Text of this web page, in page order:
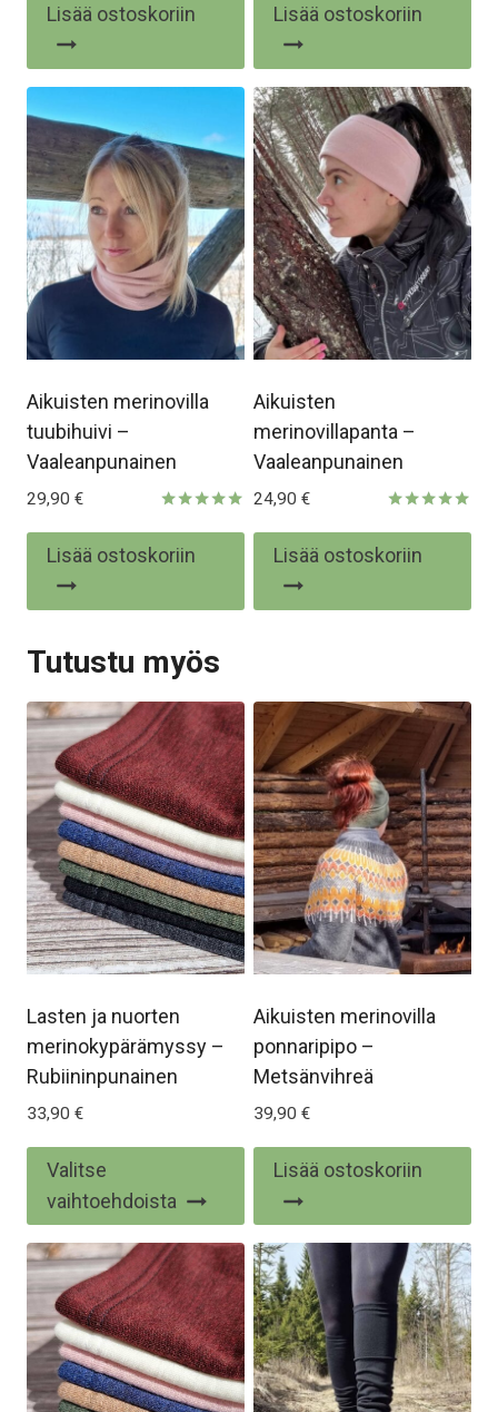
Lisää ostoskoriin Lisää ostoskoriin
Aikuisten merinovilla
tuubihuivi –
Vaaleanpunainen
5.00
29,90 €
Lisää ostoskoriin
Aikuisten
merinovillapanta –
Vaaleanpunainen
5.00
24,90 €
Lisää ostoskoriin
Tutustu myös
Lasten ja nuorten
merinokypärämyssy –
Rubiininpunainen
33,90 €
Valitse
vaihtoehdoista
Tällä
tuotteella
on
useampi
muunnelma.
Voit
tehdä
valinnat
Aikuisten merinovilla
ponnaripipo –
Metsänvihreä
39,90 €
Lisää ostoskoriin